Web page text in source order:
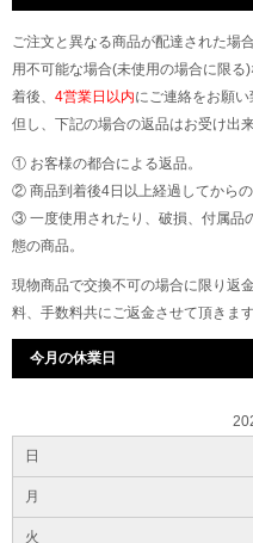
ご注文と異なる商品が配達された場
用不可能な場合(未使用の場合に限
着後、 4営業日以内にご連絡をお願い
但し、下記の場合の返品はお受け出来
① お客様の都合による返品。
② 商品到着後4日以上経過してからの
③ 一度使用されたり、破損、付属品
態の商品。
現物商品で交換不可の場合に限り返
料、手数料共にご返金させて頂きます
今月の休業日
日
月
火